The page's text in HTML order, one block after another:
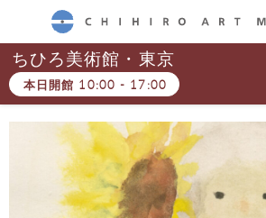
CHIHIRO ART MUSEUM
ちひろ美術館・東京
本日開館 10:00 - 17:00